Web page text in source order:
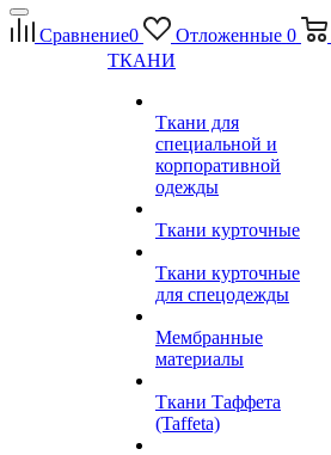
Сравнение0 Отложенные 0
ТКАНИ
Ткани для
специальной и
корпоративной
одежды
Ткани курточные
Ткани курточные
для спецодежды
Мембранные
материалы
Ткани Таффета
(Taffeta)